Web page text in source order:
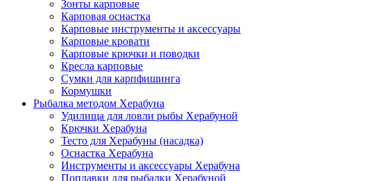
Зонты карповые
Карповая оснастка
Карповые инструменты и аксессуары
Карповые кровати
Карповые крючки и поводки
Кресла карповые
Сумки для карпфишинга
Кормушки
Рыбалка методом Херабуна
Удилища для ловли рыбы Херабуной
Крючки Херабуна
Тесто для Херабуны (насадка)
Оснастка Херабуна
Инструменты и аксессуары Херабуна
Поплавки для рыбалки Херабуной